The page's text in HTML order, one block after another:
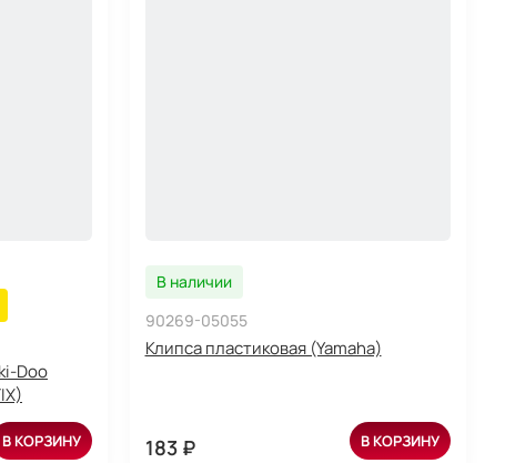
Doo
В КОРЗИНУ
В наличии
90269-05055
Клипса пластиковая (Yamaha)
183 ₽ В КОРЗИНУ